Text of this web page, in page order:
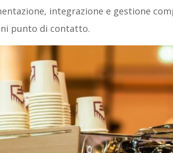
integrazione e gestione
punto di contatto.